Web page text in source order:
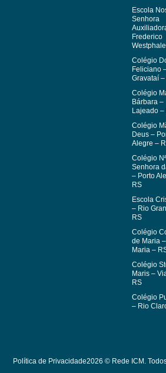
Escola
Senhora
Frederico
Colégio
Feliciano
Gravataí
Colégio
Bárbara –
Lajeado –
Colégio
Deus –
Alegre –
Colégio Nª
Senhora
– Porto
RS
Escola
– Rio
RS
Colégio
de Maria
Maria –
Colégio
Maris –
RS
Colégio
– Rio
Política de Privacidade2026 © Rede ICM.